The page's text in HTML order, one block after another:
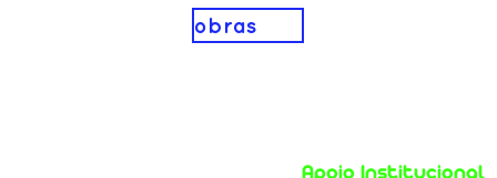
obras
Apoio Institucional